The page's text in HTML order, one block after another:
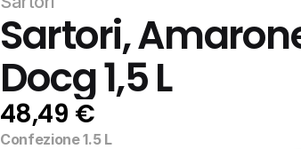
Sartori,
Docg 1,5 L
48,49 €
Confezione 1.5 L